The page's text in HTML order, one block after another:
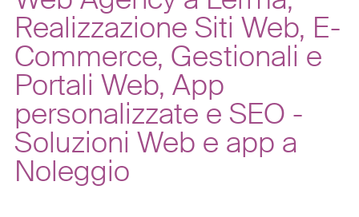
Realizzazione Siti Web, E-
Commerce, Gestionali e
Portali Web, App
personalizzate e SEO -
Soluzioni Web e app a
Noleggio